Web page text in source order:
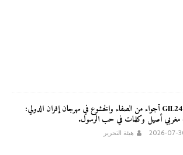
GIL24-TV أجواء من الصفاء والخشوع في مهرجان إفران الدولي:
مغربي أصيل وكلمات في حب الرسول.
2026-07- هيئة التحرير